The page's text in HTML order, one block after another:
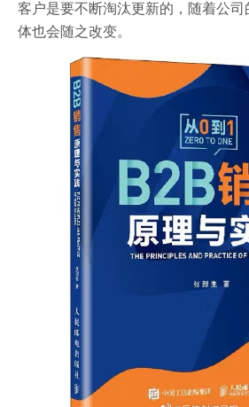
客户是要不断淘汰更新的，随着公
体也会随之改变。